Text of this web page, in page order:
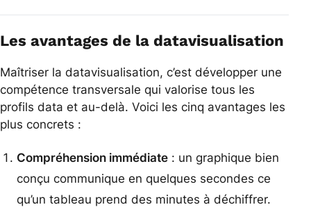
Les avantages de la datavisualisation
Maîtriser la datavisualisation, c’est développer une
compétence transversale qui valorise tous les
profils data et au-delà. Voici les cinq avantages les
plus concrets :
Compréhension immédiate : un graphique bien
conçu communique en quelques secondes ce
qu’un tableau prend des minutes à déchiffrer.